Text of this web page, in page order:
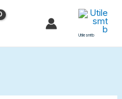
Utilesmtb